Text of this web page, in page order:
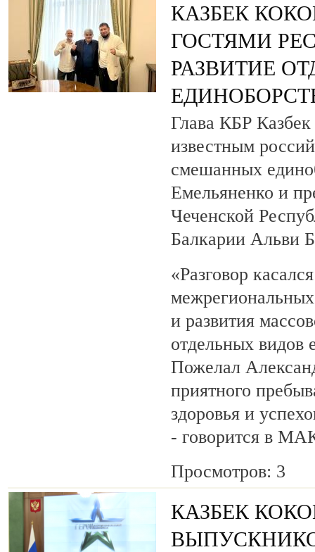
КАЗБЕК
ГОСТЯМИ
РАЗВИТИЕ
Глава КБР Казбек
известным
смешанных
Емельяненко и
Чеченской
Балкарии Альви
«Разговор
и развития
отдельных видов
Пожелал
приятного
здоровья и
- говорится в
Просмотров: 3
КАЗБЕК